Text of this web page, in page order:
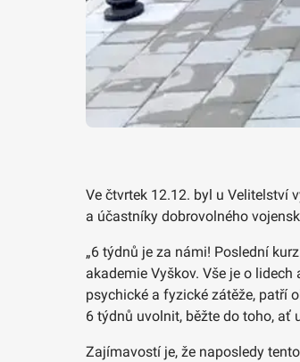
Ve čtvrtek 12.12. byl u Velitelství
a účastníky dobrovolného
„6 týdnů je za námi! Poslední
akademie Vyškov. Vše je o
psychické a fyzické zátěže, patří
6 týdnů uvolnit, běžte do toho, ať
Zajímavostí je, že naposledy